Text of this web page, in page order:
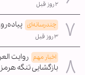
۲ روز قبل
چندرسانه‌ای
۳ روز قبل
اخبار مهم روایت
بازگشایی تنگه هرمز